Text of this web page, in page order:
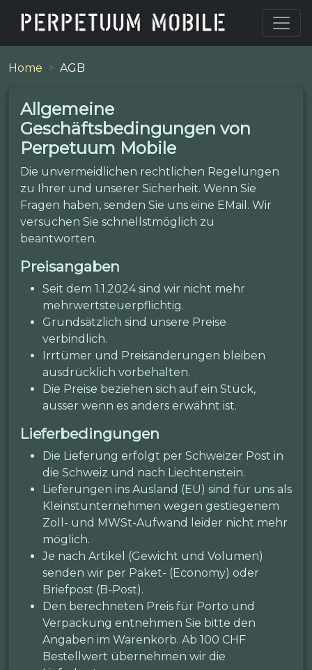
Home AGB
Allgemeine
Geschäftsbedingungen von
Perpetuum Mobile
Die unvermeidlichen rechtlichen Regelungen
zu Ihrer und unserer Sicherheit. Wenn Sie
Fragen haben, senden Sie uns eine EMail. Wir
versuchen Sie schnellstmöglich zu
beantworten.
Preisangaben
Seit dem 1.1.2024 sind wir nicht mehr
mehrwertsteuerpflichtig.
Grundsätzlich sind unsere Preise
verbindlich.
Irrtümer und Preisänderungen bleiben
ausdrücklich vorbehalten.
Die Preise beziehen sich auf ein Stück,
ausser wenn es anders erwähnt ist.
Lieferbedingungen
Die Lieferung erfolgt per Schweizer Post in
die Schweiz und nach Liechtenstein.
Lieferungen ins Ausland (EU) sind für uns als
Kleinstunternehmen wegen gestiegenem
Zoll- und MWSt-Aufwand leider nicht mehr
möglich.
Je nach Artikel (Gewicht und Volumen)
senden wir per Paket- (Economy) oder
Briefpost (B-Post).
Den berechneten Preis für Porto und
Verpackung entnehmen Sie bitte den
Angaben im Warenkorb. Ab 100 CHF
Bestellwert übernehmen wir die